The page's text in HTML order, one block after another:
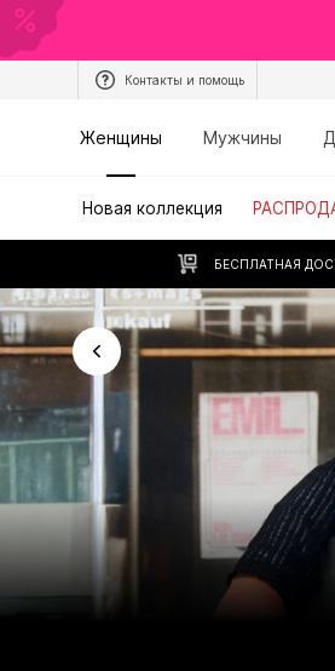
Контакты и помощь
Женщины Мужчины
Новая коллекция
БЕСПЛАТНАЯ